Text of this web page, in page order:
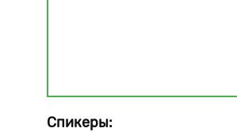
Спикеры: